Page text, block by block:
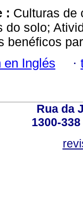
: Culturas de
do solo;
benéficos
en Inglés ·
Rua da
1300-